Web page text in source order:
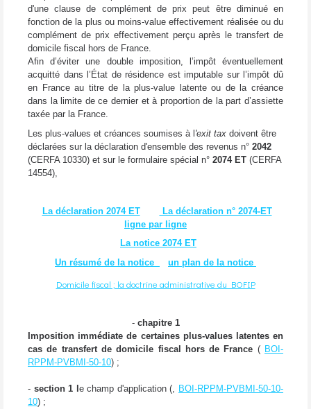
d'une clause de complément de prix peut être diminué en
fonction de la plus ou moins-value effectivement réalisée ou du
complément de prix effectivement perçu après le transfert de
domicile fiscal hors de France.
Afin d’éviter une double imposition, l’impôt éventuellement
acquitté dans l’État de résidence est imputable sur l’impôt dû
en France au titre de la plus-value latente ou de la créance
dans la limite de ce dernier et à proportion de la part d’assiette
taxée par la France.
Les plus-values et créances soumises à l 'exit tax doivent être
déclarées sur la déclaration d'ensemble des revenus n° 2042
(CERFA 10330) et sur le formulaire spécial n° 2074 ET (CERFA
14554),
La déclaration 2074 ET
La déclaration n° 2074-ET
ligne par ligne
La notice 2074 ET
Un résumé de la notice
un plan de la notice
Domicile fiscal ; la doctrine administrative du BOFIP
-chapitre 1
Imposition immédiate de certaines plus-values latentes en
cas de transfert de domicile fiscal hors de France ( BOI-
RPPM-PVBMI-50-10) ;
- section 1 l e champ d'application (, BOI-RPPM-PVBMI-50-10-
10) ;